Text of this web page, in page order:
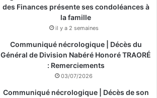
des Finances présente ses condoléances à
la famille
il y a 2 semaines
Communiqué nécrologique | Décès du
Général de Division Nabéré Honoré TRAORÉ
: Remerciements
03/07/2026
Communiqué nécrologique | Décès de son